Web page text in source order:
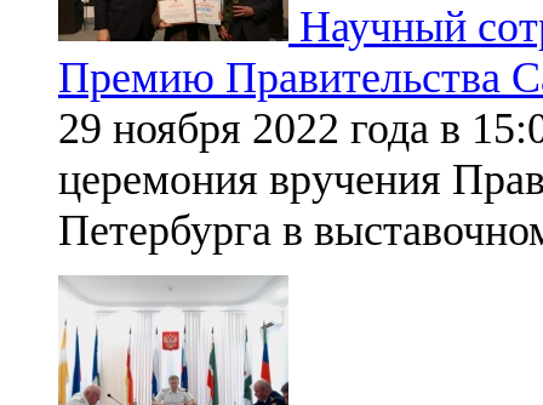
Научный
Премию Правительства
29 ноября 2022 года в
церемония вручения
Петербурга в